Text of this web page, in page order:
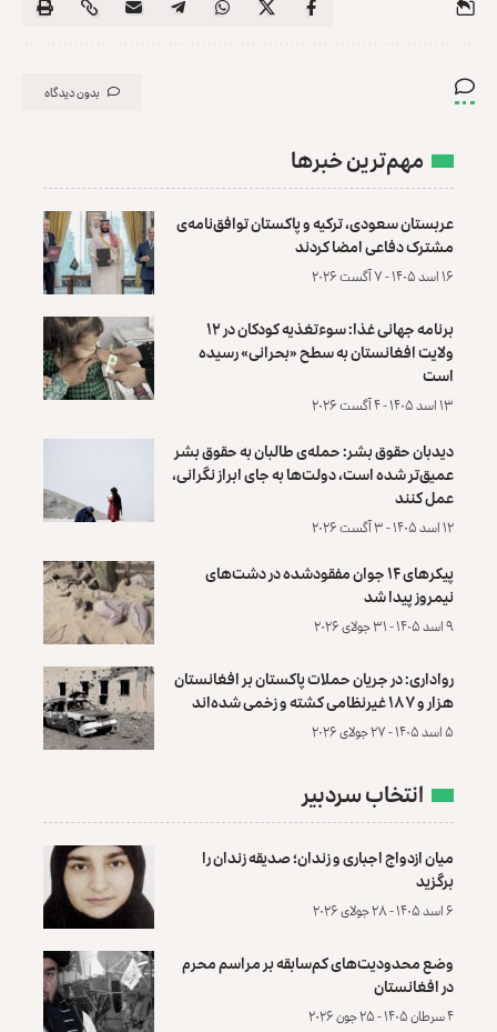
بدون دیدگاه
مهم‌ترین خبرها
عربستان سعودی، ترکیه و پاکستان توافق‌نامه‌ی
مشترک دفاعی امضا کردند
۱۶ اسد ۱۴۰۵ - ۷ آگست ۲۰۲۶
برنامه جهانی غذا: سوءتغذیه کودکان در ۱۲
ولایت افغانستان به سطح «بحرانی» رسیده
است
۱۳ اسد ۱۴۰۵ - ۴ آگست ۲۰۲۶
دیدبان حقوق بشر: حمله‌ی طالبان به حقوق بشر
عمیق‌تر شده است، دولت‌ها به جای ابراز نگرانی،
عمل کنند
۱۲ اسد ۱۴۰۵ - ۳ آگست ۲۰۲۶
پیکرهای ۱۴ جوان مفقودشده در دشت‌های
نیمروز پیدا شد
۹ اسد ۱۴۰۵ - ۳۱ جولای ۲۰۲۶
رواداری: در جریان حملات پاکستان بر افغانستان
هزار و ۱۸۷ غیرنظامی کشته و زخمی شده‌اند
۵ اسد ۱۴۰۵ - ۲۷ جولای ۲۰۲۶
انتخاب سردبیر
میان ازدواج اجباری و زندان؛ صدیقه زندان را
برگزید
۶ اسد ۱۴۰۵ - ۲۸ جولای ۲۰۲۶
وضع محدودیت‌های کم‌سابقه بر مراسم محرم
در افغانستان
۴ سرطان ۱۴۰۵ - ۲۵ جون ۲۰۲۶